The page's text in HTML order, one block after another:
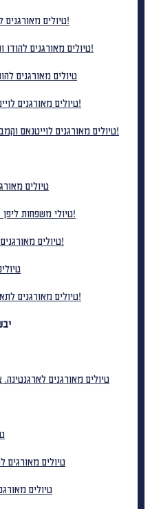
טיולים מאורגנים להודו - בטיסות ישירות!
טיולים מאורגנים להודו ונפאל - בטיסות ישירות!
טיולים מאורגנים
טיולים מאורגנים לוייטנאם - בטיסות ישירות!
טיולים מאורגנים לוייטנאם וקמבודיה - בטיסות ישירות!
טיולים
טיולי משפחות ליפן בקיץ - בטיסות ישירות!
טיולים מאורגנים לסין - בטיסות ישירות!
טיולים מאורגנים לתאילנד - בטיסות ישירות!
טיולים מאורגנים
טיולים מאורגים
טיולים